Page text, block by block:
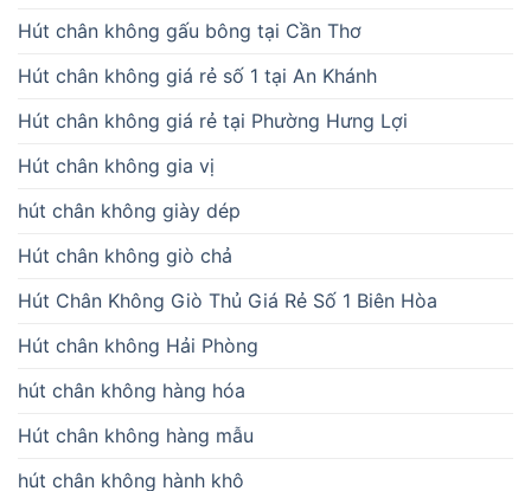
Hút chân không gấu bông tại Cần Thơ
Hút chân không giá rẻ số 1 tại An Khánh
Hút chân không giá rẻ tại Phường Hưng Lợi
Hút chân không gia vị
hút chân không giày dép
Hút chân không giò chả
Hút Chân Không Giò Thủ Giá Rẻ Số 1 Biên Hòa
Hút chân không Hải Phòng
hút chân không hàng hóa
Hút chân không hàng mẫu
hút chân không hành khô